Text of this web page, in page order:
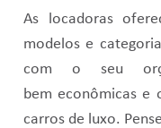
As locadoras
modelos e
com o seu
bem econômicas e
carros de luxo.